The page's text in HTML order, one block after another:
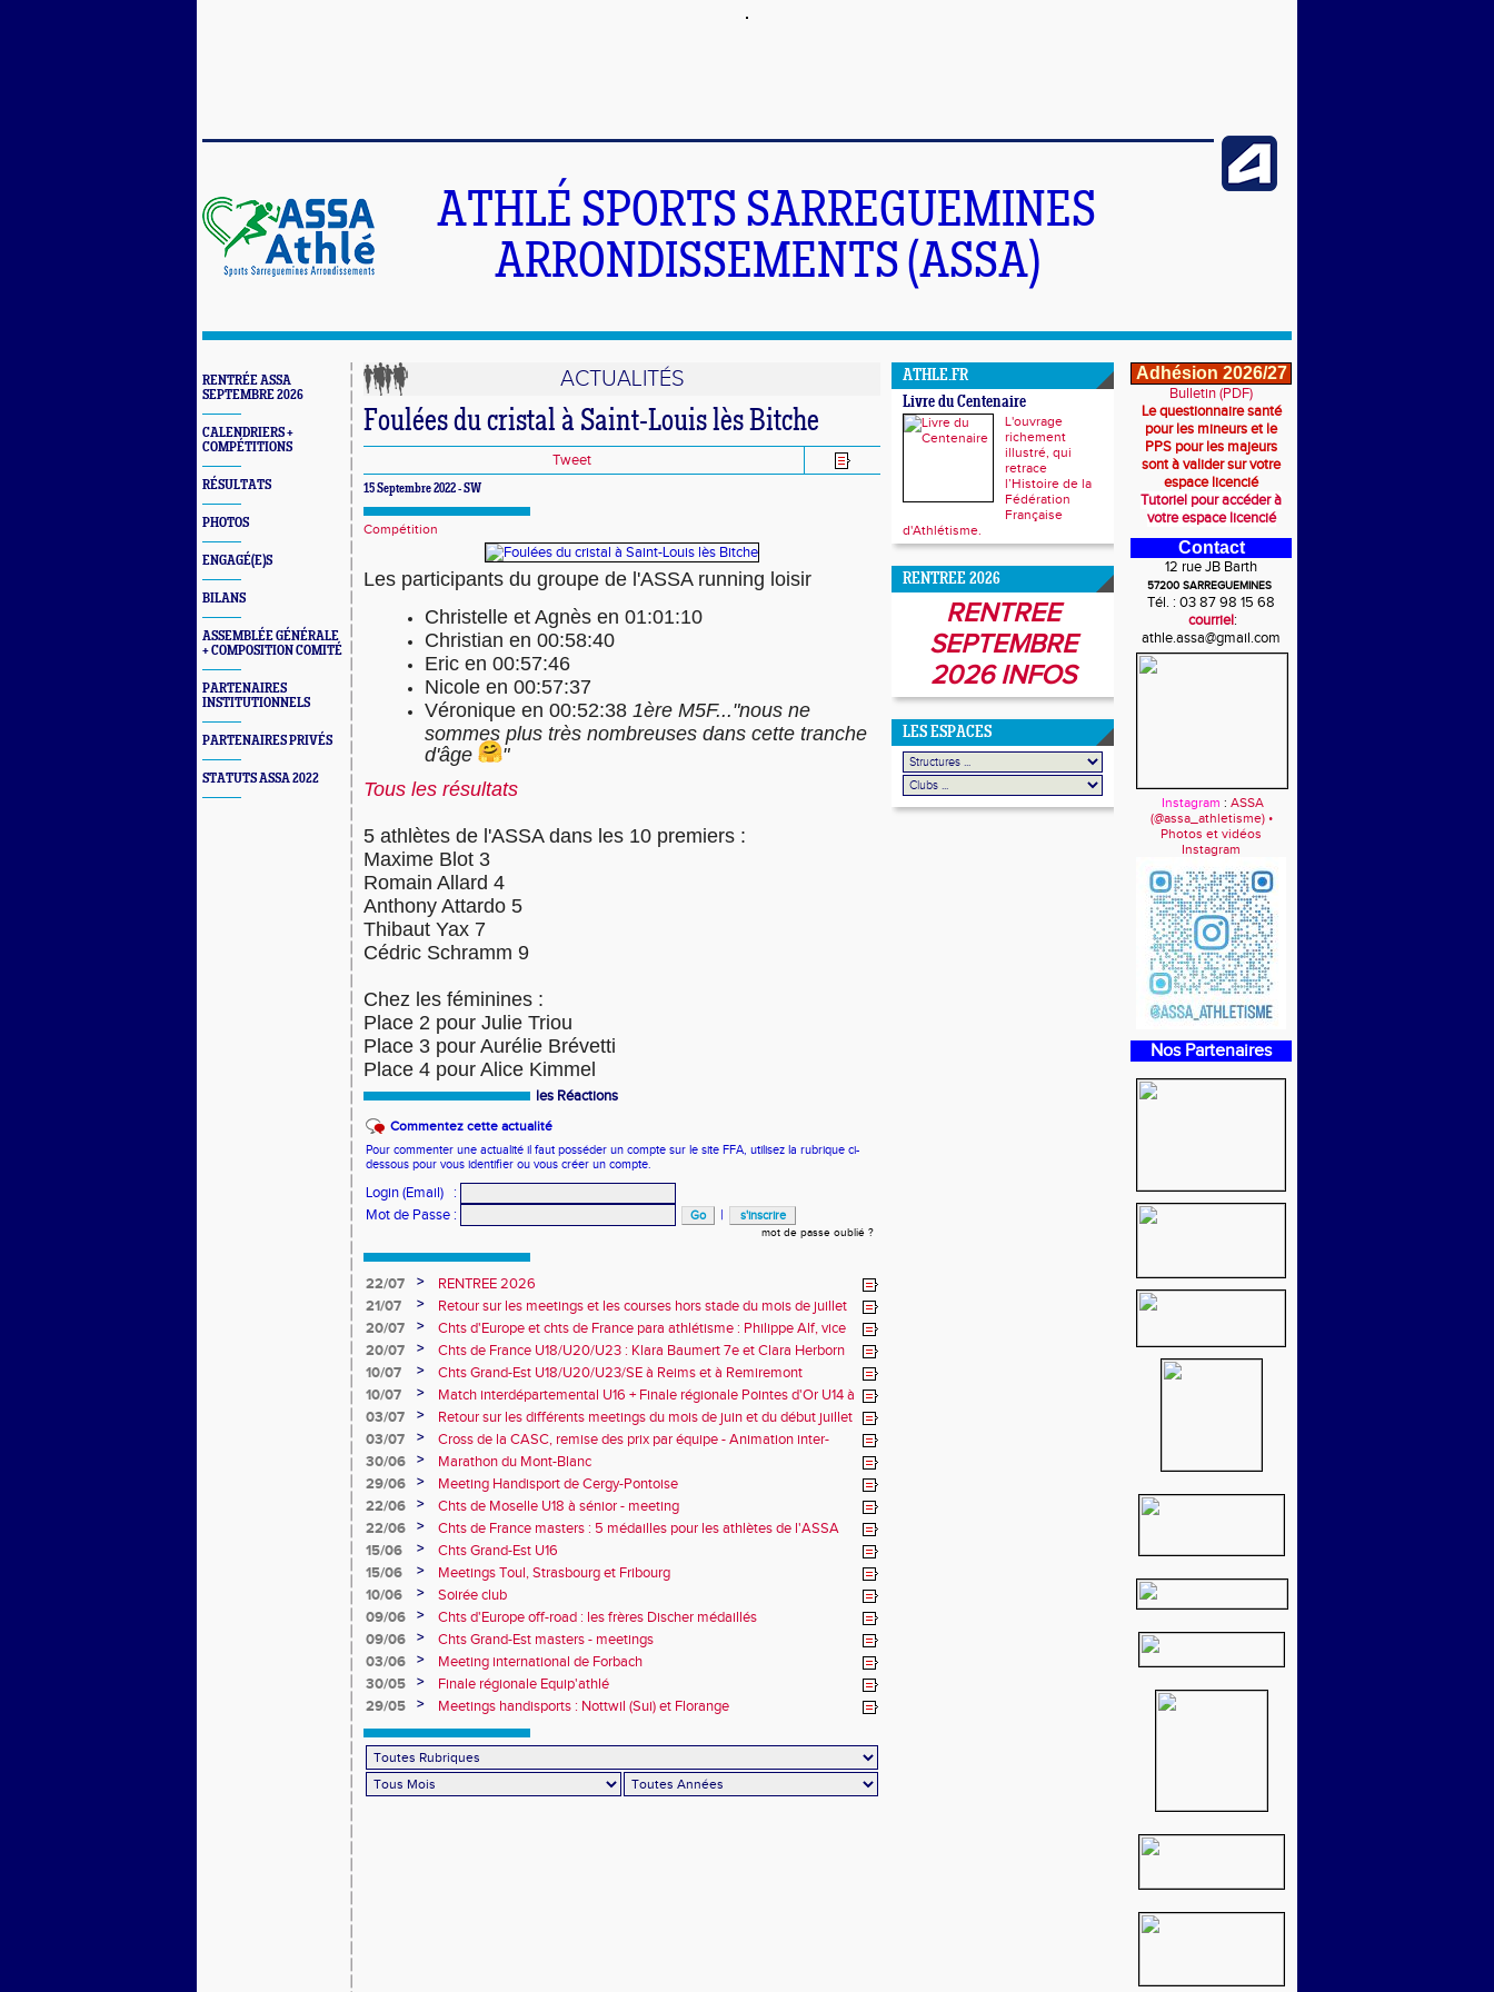
ATHLÉ SPORTS SARREGUEMINES
ARRONDISSEMENTS (ASSA)
RENTRÉE ASSA
SEPTEMBRE 2026
CALENDRIERS +
COMPÉTITIONS
RÉSULTATS
PHOTOS
ENGAGÉ(E)S
BILANS
ASSEMBLÉE GÉNÉRALE
+ COMPOSITION COMITÉ
PARTENAIRES
INSTITUTIONNELS
PARTENAIRES PRIVÉS
STATUTS ASSA 2022
ACTUALITÉS
Foulées du cristal à Saint-Louis lès Bitche
Tweet
15 Septembre 2022 - SW
Compétition
Les participants du groupe de l'ASSA running loisir
Christelle et Agnès en 01:01:10
Christian en 00:58:40
Eric en 00:57:46
Nicole en 00:57:37
Véronique en 00:52:38 1ère M5F..."nous ne
sommes plus très nombreuses dans cette tranche
d'âge
"
Tous les résultats
5 athlètes de l'ASSA dans les 10 premiers :
Maxime Blot 3
Romain Allard 4
Anthony Attardo 5
Thibaut Yax 7
Cédric Schramm 9
Chez les féminines :
Place 2 pour Julie Triou
Place 3 pour Aurélie Brévetti
Place 4 pour Alice Kimmel
les Réactions
Commentez cette actualité
Pour commenter une actualité il faut posséder un compte sur le site FFA, utilisez la rubrique ci-
dessous pour vous identifier ou vous créer un compte.
Login (Email)
:
Mot de Passe : |
mot de passe oublié ?
22/07 >
RENTREE 2026
21/07
>
Retour sur les meetings et les courses hors stade du mois de juillet
20/07
>
Chts d'Europe et chts de France para athlétisme : Philippe Alf, vice
champion d'Europe et multiples médaillés aux France
20/07 >
Chts de France U18/U20/U23 : Klara Baumert 7e et Clara Herborn
10e
10/07 >
Chts Grand-Est U18/U20/U23/SE à Reims et à Remiremont
10/07
>
Match interdépartemental U16 + Finale régionale Pointes d'Or U14 à
Obernai
03/07 >
Retour sur les différents meetings du mois de juin et du début juillet
03/07
>
Cross de la CASC, remise des prix par équipe - Animation inter-
collèges
30/06 >
Marathon du Mont-Blanc
29/06
>
Meeting Handisport de Cergy-Pontoise
22/06
>
Chts de Moselle U18 à sénior - meeting
22/06
>
Chts de France masters : 5 médailles pour les athlètes de l'ASSA
15/06
>
Chts Grand-Est U16
15/06
>
Meetings Toul, Strasbourg et Fribourg
10/06
>
Soirée club
09/06
>
Chts d'Europe off-road : les frères Discher médaillés
09/06
>
Chts Grand-Est masters - meetings
03/06
>
Meeting international de Forbach
30/05
>
Finale régionale Equip'athlé
29/05
> Meetings handisports : Nottwil (Sui) et Florange
ATHLE.FR
Livre du Centenaire
L'ouvrage
richement
illustré, qui
retrace
l’Histoire de la
Fédération
Française
d'Athlétisme.
RENTREE 2026
RENTREE
SEPTEMBRE
2026 INFOS
LES ESPACES
Adhésion 2026/27
Bulletin (PDF)
Le questionnaire santé
pour les mineurs et le
PPS pour les majeurs
sont à valider sur votre
espace licencié
Tutoriel pour accéder à
votre espace licencié
Contact
12 rue JB Barth
57200 SARREGUEMINES
Tél. : 03 87 98 15 68
courriel:
athle.assa@gmail.com
Instagram : ASSA
(@assa_athletisme) •
Photos et vidéos
Instagram
Nos Partenaires